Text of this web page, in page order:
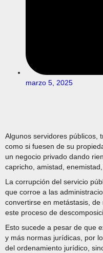
marzo 5, 2025
Algunos servidores públicos,
como si fuesen de su
un negocio privado dando
capricho, amistad,
La corrupción del servicio
que corroe a las
convertirse en metástasis,
este proceso de
Esto sucede a pesar de que
y más normas jurídicas, por
del ordenamiento jurídico,